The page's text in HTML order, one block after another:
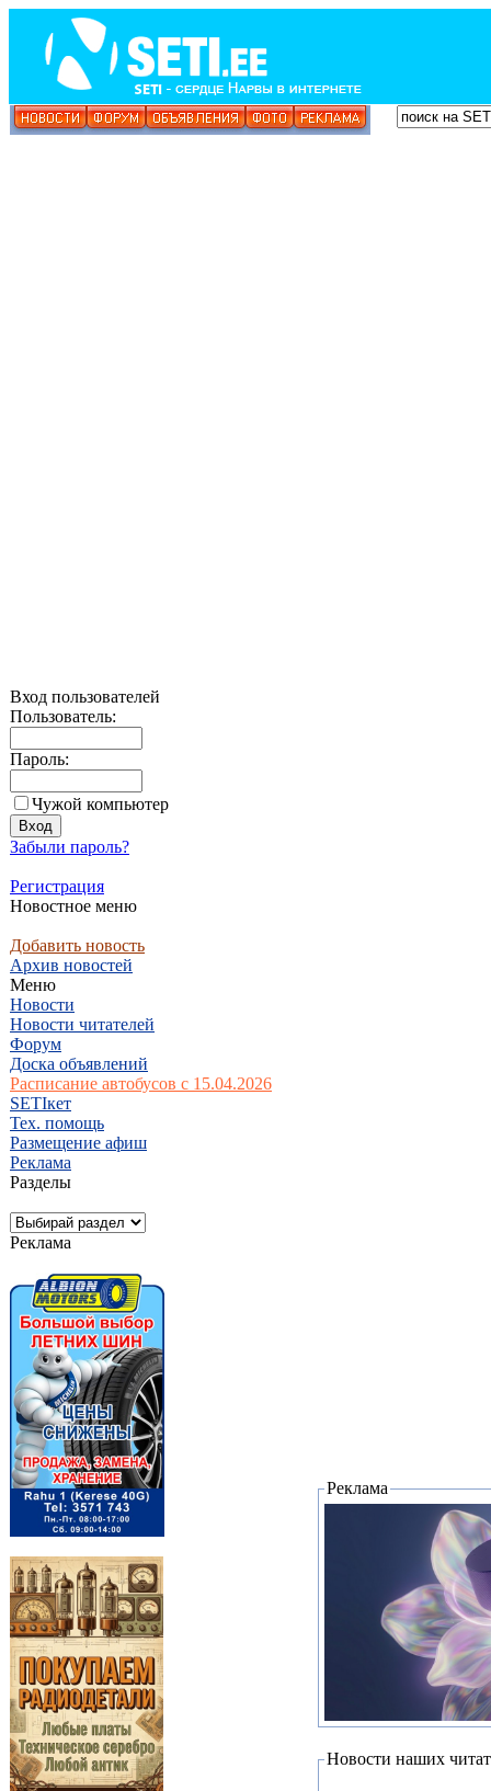
Вход пользователей
Пользователь:
Пароль:
Чужой компьютер
Забыли пароль?
Регистрация
Новостное меню
Добавить новость
Архив новостей
Меню
Новости
Новости читателей
Форум
Доска объявлений
Расписание автобусов с 15.04.2026
SETIкет
Тех. помощь
Размещение афиш
Реклама
Разделы
Реклама
Реклама
Новости наших